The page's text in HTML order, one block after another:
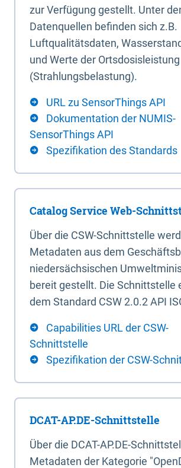
zur Verfügung gestellt. Unter
Datenquellen befinden sich z.B.
Luftqualitätsdaten,
und Werte der Ortsdosisleistung
(Strahlungsbelastung).
URL zu SensorThings API
Dokumentation der NUMIS-
SensorThings API
Spezifikation des Standards
Catalog Service Web-
Über die CSW-Schnittstelle
Metadaten aus dem
niedersächsischen
bereit gestellt. Die Schnittstelle
dem Standard CSW 2.0.2 API
Capabilities URL der CSW-
Schnittstelle
Spezifikation der CSW-
DCAT-AP.DE-Schnittstelle
Über die DCAT-AP.DE-
Metadaten der Kategorie